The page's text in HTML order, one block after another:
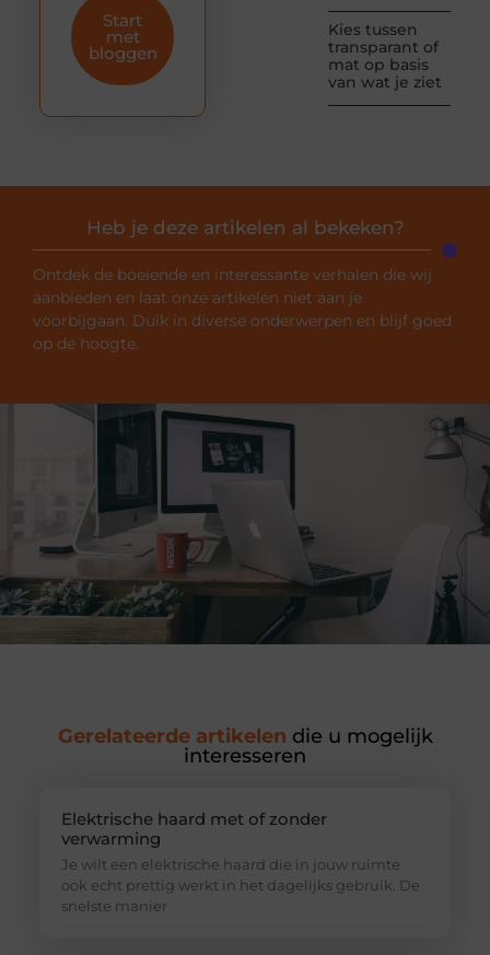
Kies tussen
transparant of
mat op basis
van wat je ziet
Start
met
bloggen
Heb je deze artikelen al bekeken?
Ontdek de boeiende en interessante verhalen die wij
aanbieden en laat onze artikelen niet aan je
voorbijgaan. Duik in diverse onderwerpen en blijf goed
op de hoogte.
Gerelateerde artikelen die u mogelijk
interesseren
Elektrische haard met of zonder
verwarming
Je wilt een elektrische haard die in jouw ruimte
ook echt prettig werkt in het dagelijks gebruik. De
snelste manier